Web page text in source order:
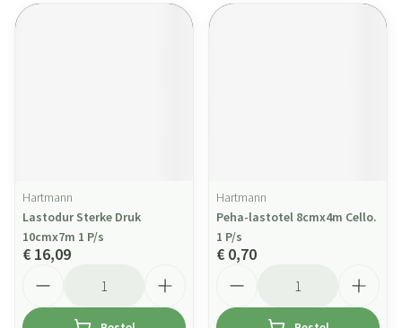
Hartmann
Lastodur Sterke Druk
10cmx7m 1 P/s
€ 16,09
Hartmann
Peha-lastotel 8cmx4m Cello.
1 P/s
€ 0,70